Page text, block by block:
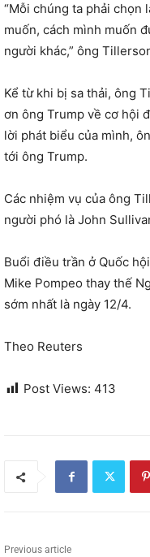
“Mỗi chúng ta phải chọn
muốn, cách mình muốn
người khác,” ông
Kể từ khi bị sa thải, ông
ơn ông Trump về cơ hội
lời phát biểu của mình,
tới ông Trump.
Các nhiệm vụ của ông
người phó là John
Buổi điều trần ở Quốc
Mike Pompeo thay thế
sớm nhất là ngày 12/4.
Theo Reuters
Post Views: 413
Previous article